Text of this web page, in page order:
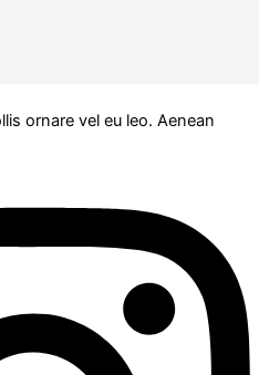
ornare vel eu leo. Aenean